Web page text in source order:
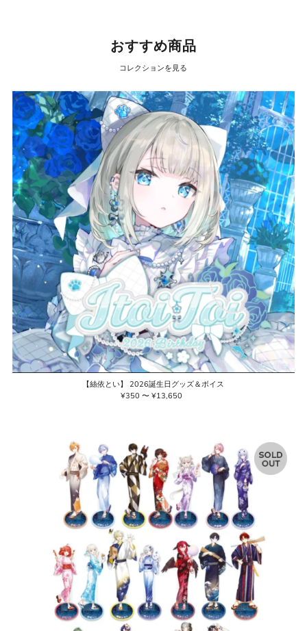
おすすめ商品
コレクションを見る
【絲依とい】 2026誕生日グッズ＆ボイス
通
¥350 〜 ¥13,650